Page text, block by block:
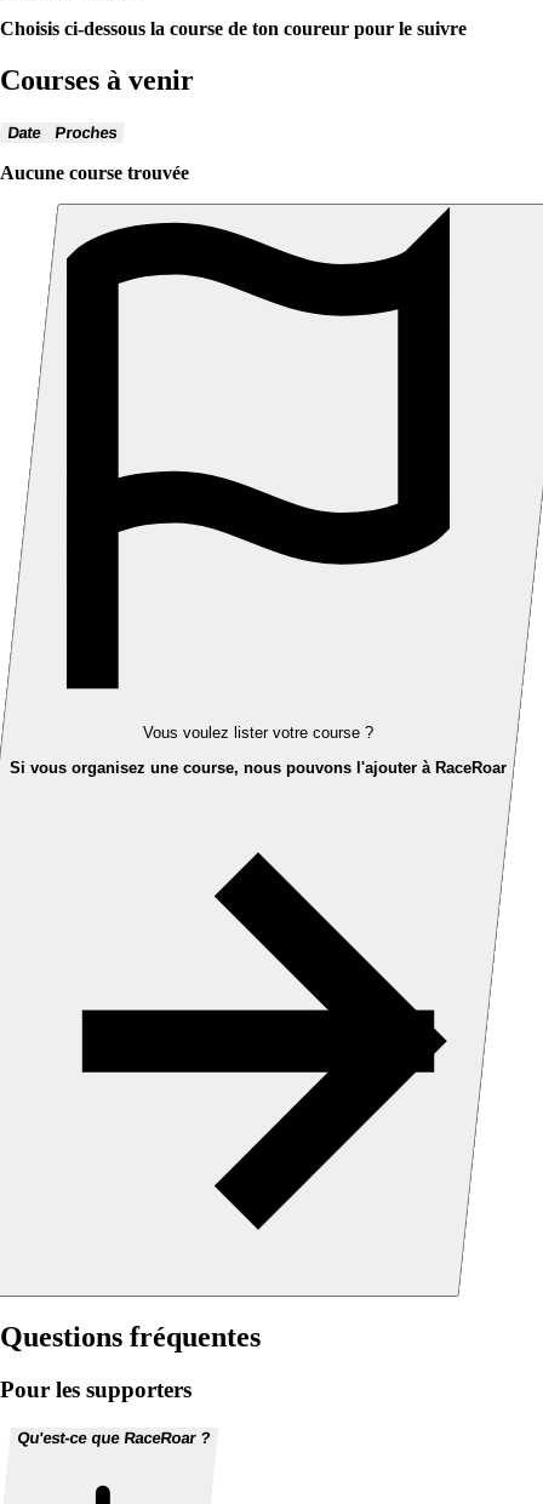
Choisis ci-dessous la course de ton coureur pour le suivre
Courses à venir
Date Proches
Aucune course trouvée
Vous voulez lister votre course ?
Si vous organisez une course, nous pouvons l'ajouter à RaceRoar
Questions fréquentes
Pour les supporters
Qu'est-ce que RaceRoar ?